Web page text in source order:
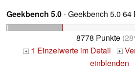
Geekbench 5.0- Geekbench 5.0 64
8778 Punkte
+ 1 Einzelwerte im Detail +
einblenden